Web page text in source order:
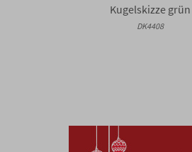
Kugelskizze grün
DK4408